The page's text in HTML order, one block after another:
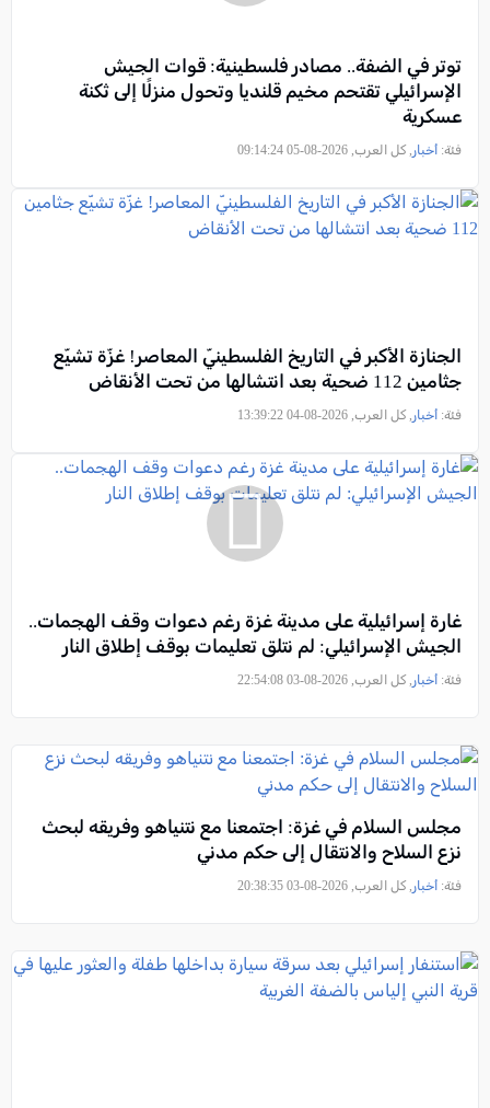
توتر في الضفة.. مصادر فلسطينية: قوات الجيش
الإسرائيلي تقتحم مخيم قلنديا وتحول منزلًا إلى ثكنة
عسكرية
فئة: أخبار , كل العرب, 2026-08-05 09:14:24
الجنازة الأكبر في التاريخ الفلسطينيّ المعاصر! غزّة تشيّع
جثامين 112 ضحية بعد انتشالها من تحت الأنقاض
فئة: أخبار , كل العرب, 2026-08-04 13:39:22
غارة إسرائيلية على مدينة غزة رغم دعوات وقف الهجمات..
الجيش الإسرائيلي: لم نتلق تعليمات بوقف إطلاق النار
فئة: أخبار , كل العرب, 2026-08-03 22:54:08
مجلس السلام في غزة: اجتمعنا مع نتنياهو وفريقه لبحث
نزع السلاح والانتقال إلى حكم مدني
فئة: أخبار , كل العرب, 2026-08-03 20:38:35